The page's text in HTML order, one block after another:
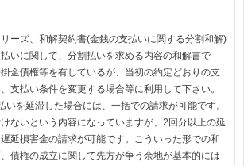
ーズ、和解契約書(金銭の支払いに関する分割和解)
いに関して、分割払いを求める内容の和解書で
金債権等を有しているが、当初の約定どおりの支
支払い条件を変更する場合等に利用して下さい。
いを延滞した場合には、一括での請求が可能です。
ないという内容になっていますが、2回分以上の延
延損害金の請求が可能です。こういった形での和
債権の成立に関して先方が争う余地が基本的には